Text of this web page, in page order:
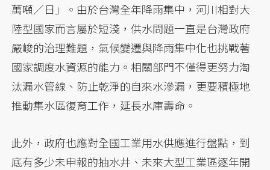
萬噸／日」。由於台灣全年降雨集中，河川相對大
陸型國家而言屬於短淺，供水問題一直是台灣政府
嚴峻的治理難題，氣候變遷與降雨集中化也挑戰著
國家調度水資源的能力。相關部門不僅得更努力淘
汰漏水管線、防止乾淨的自來水滲漏，更要積極地
推動集水區復育工作，延長水庫壽命。
此外，政府也應對全國工業用水供應進行盤點，到
底有多少未申報的抽水井、未來大型工業區逐年開